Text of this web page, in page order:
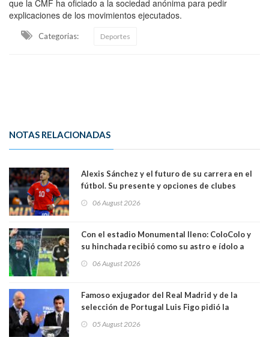
que la CMF ha oficiado a la sociedad anónima para pedir
explicaciones de los movimientos ejecutados.
Categorias: Deportes
NOTAS RELACIONADAS
Alexis Sánchez y el futuro de su carrera en el
fútbol. Su presente y opciones de clubes
06 August 2026
Con el estadio Monumental lleno: ColoColo y
su hinchada recibió como su astro e ídolo a
06 August 2026
Famoso exjugador del Real Madrid y de la
selección de Portugal Luis Figo pidió la
comportamiento más bajo y cobarde que he
05 August 2026